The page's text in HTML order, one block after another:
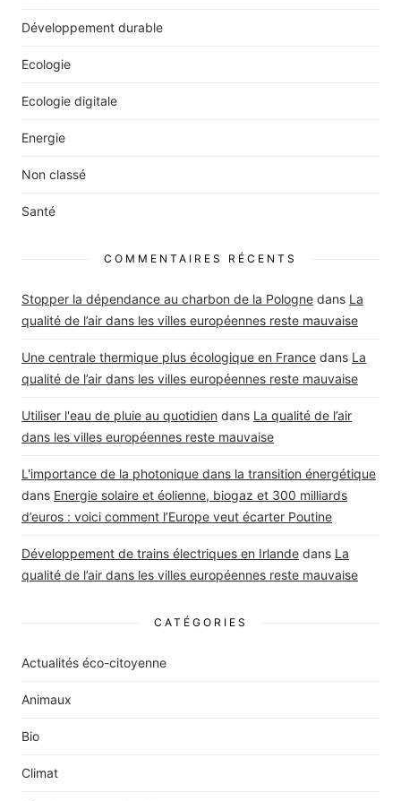
Développement durable
Ecologie
Ecologie digitale
Energie
Non classé
Santé
COMMENTAIRES RÉCENTS
Stopper la dépendance au charbon de la Pologne dans La
qualité de l’air dans les villes européennes reste mauvaise
Une centrale thermique plus écologique en France dans La
qualité de l’air dans les villes européennes reste mauvaise
Utiliser l'eau de pluie au quotidien dans La qualité de l’air
dans les villes européennes reste mauvaise
L'importance de la photonique dans la transition énergétique
dans Energie solaire et éolienne, biogaz et 300 milliards
d’euros : voici comment l’Europe veut écarter Poutine
Développement de trains électriques en Irlande dans La
qualité de l’air dans les villes européennes reste mauvaise
CATÉGORIES
Actualités éco-citoyenne
Animaux
Bio
Climat